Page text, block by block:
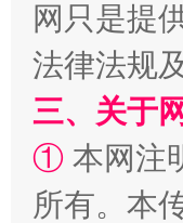
网只是提
法律法规
三、关于
① 本网注
所有。本